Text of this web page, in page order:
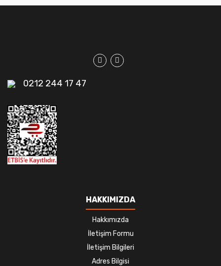
0212 244 17 47
HAKKIMIZDA
Hakkımızda
İletişim Formu
İletişim Bilgileri
Adres Bilgisi